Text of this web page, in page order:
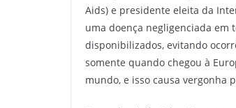
Aids) e presidente eleita da
uma doença negligenciada em
disponibilizados, evitando
somente quando chegou à
mundo, e isso causa vergonha